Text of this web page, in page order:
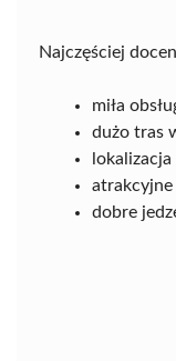
Najczęściej
miła
dużo tras
atrakcyjne
dobre